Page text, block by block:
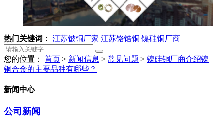
热门关键词： 江苏铍铜厂家 江苏铬锆铜 镍硅铜厂商
您的位置： 首页 > 新闻信息 > 常见问题 > 镍硅铜厂商介绍镍
铜合金的主要品种有哪些？
新闻中心
公司新闻